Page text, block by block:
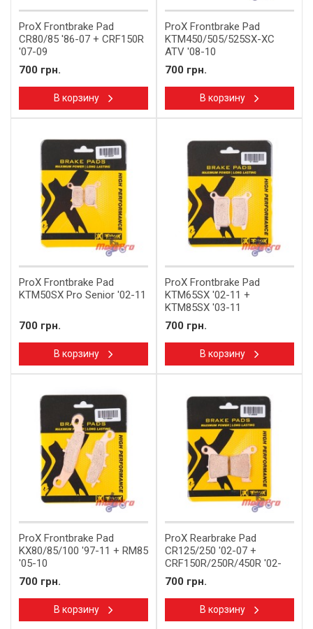
ProX Frontbrake Pad
CR80/85 '86-07 + CRF150R
'07-09
700 грн.
В корзину
ProX Frontbrake Pad
KTM450/505/525SX-XC
ATV '08-10
700 грн.
В корзину
ProX Frontbrake Pad
KTM50SX Pro Senior '02-11
700 грн.
В корзину
ProX Frontbrake Pad
KTM65SX '02-11 +
KTM85SX '03-11
700 грн.
В корзину
ProX Frontbrake Pad
KX80/85/100 '97-11 + RM85
'05-10
700 грн.
В корзину
ProX Rearbrake Pad
CR125/250 '02-07 +
CRF150R/250R/450R '02-
700 грн.
В корзину